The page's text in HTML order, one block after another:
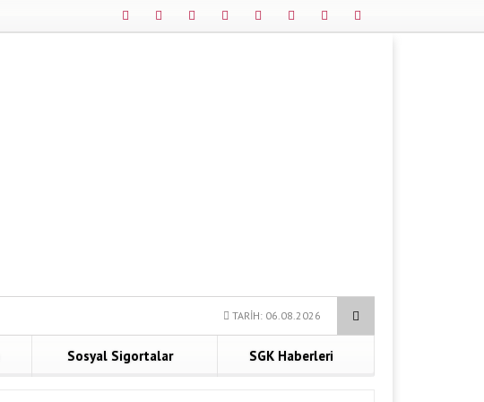
Malulen Emeklilik Şartları
TARİH: 06.08.2026
Sosyal Sigortalar SGK Haberleri